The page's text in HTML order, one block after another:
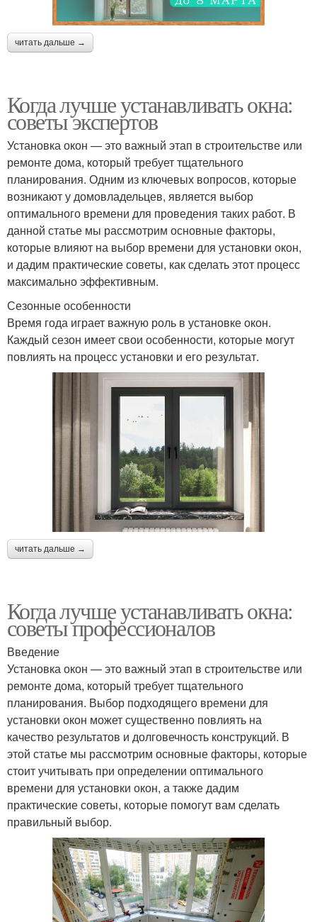
читать дальше →
Когда лучше устанавливать окна:
советы экспертов
Установка окон — это важный этап в строительстве или
ремонте дома, который требует тщательного
планирования. Одним из ключевых вопросов, которые
возникают у домовладельцев, является выбор
оптимального времени для проведения таких работ. В
данной статье мы рассмотрим основные факторы,
которые влияют на выбор времени для установки окон,
и дадим практические советы, как сделать этот процесс
максимально эффективным.
Сезонные особенности
Время года играет важную роль в установке окон.
Каждый сезон имеет свои особенности, которые могут
повлиять на процесс установки и его результат.
читать дальше →
Когда лучше устанавливать окна:
советы профессионалов
Введение
Установка окон — это важный этап в строительстве или
ремонте дома, который требует тщательного
планирования. Выбор подходящего времени для
установки окон может существенно повлиять на
качество результатов и долговечность конструкций. В
этой статье мы рассмотрим основные факторы, которые
стоит учитывать при определении оптимального
времени для установки окон, а также дадим
практические советы, которые помогут вам сделать
правильный выбор.